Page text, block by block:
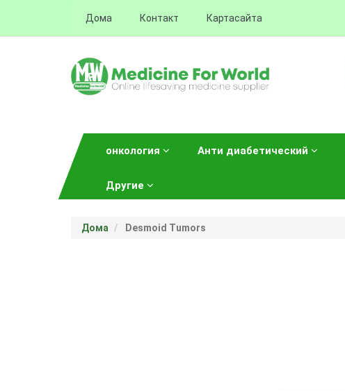
Дома Контакт Картасайта
онкология Анти диабетический
Другие
Дома Desmoid Tumors